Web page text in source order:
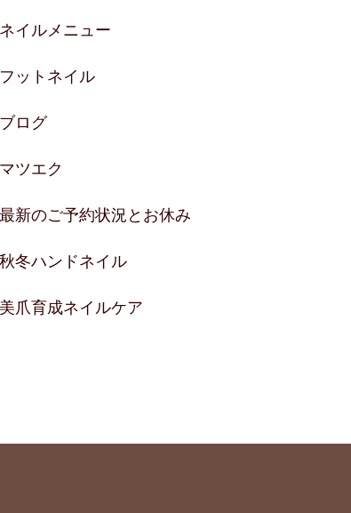
ネイルメニュー
フットネイル
ブログ
マツエク
最新のご予約状況とお休み
秋冬ハンドネイル
美爪育成ネイルケア